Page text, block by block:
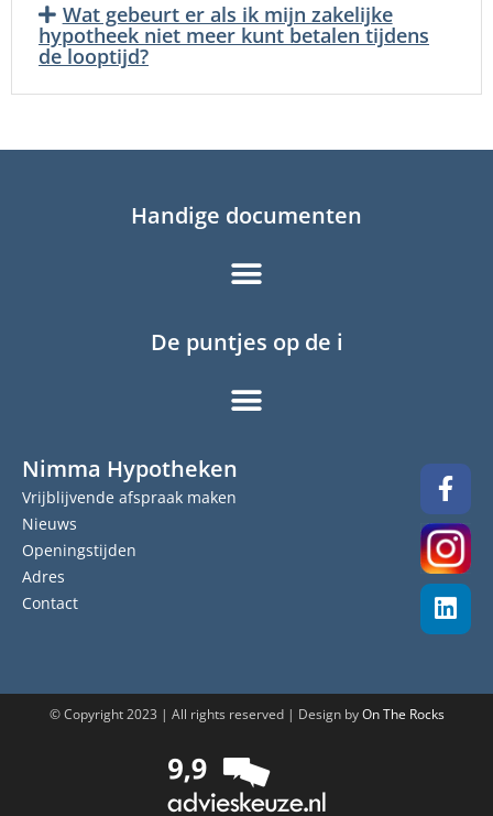
Wat gebeurt er als ik mijn zakelijke
hypotheek niet meer kunt betalen tijdens
de looptijd?
Handige documenten
De puntjes op de i
Nimma Hypotheken
Vrijblijvende afspraak maken
Nieuws
Openingstijden
Adres
Contact
© Copyright 2023 | All rights reserved | Design byOn The Rocks